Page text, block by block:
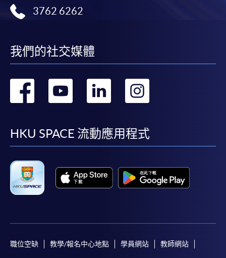
3762 6262
我們的社交媒體
轉
facebook
轉
youtube
轉
linkedin
HKU SPACE 流動應用程式
職位空缺 教學/報名中心地點 學員網站 教師網站